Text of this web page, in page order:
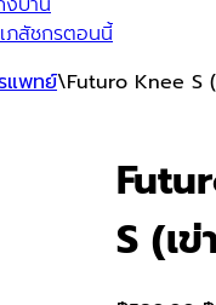
ภสัชกรตอนนี้
แพทย์\Futuro Knee S (
S (เข่